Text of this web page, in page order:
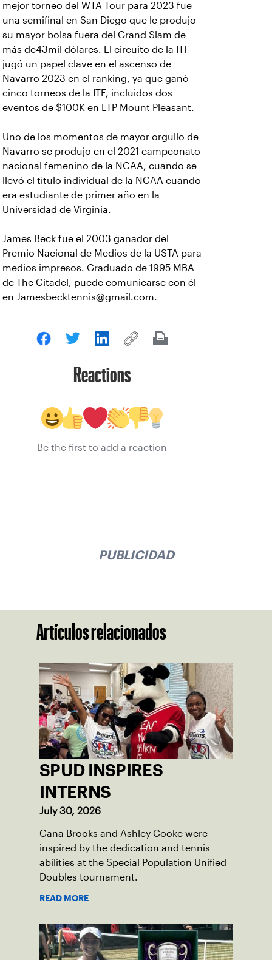
mejor torneo del WTA Tour para 2023 fue
una semifinal en San Diego que le produjo
su mayor bolsa fuera del Grand Slam de
más de43mil dólares. El circuito de la ITF
jugó un papel clave en el ascenso de
Navarro 2023 en el ranking, ya que ganó
cinco torneos de la ITF, incluidos dos
eventos de $100K en LTP Mount Pleasant.
Uno de los momentos de mayor orgullo de
Navarro se produjo en el 2021 campeonato
nacional femenino de la NCAA, cuando se
llevó el título individual de la NCAA cuando
era estudiante de primer año en la
Universidad de Virginia.
-
James Beck fue el 2003 ganador del
Premio Nacional de Medios de la USTA para
medios impresos. Graduado de 1995 MBA
de The Citadel, puede comunicarse con él
en Jamesbecktennis@gmail.com.
Reactions
Be the first to add a reaction
PUBLICIDAD
Artículos relacionados
SPUD INSPIRES
INTERNS
July 30, 2026
Cana Brooks and Ashley Cooke were
inspired by the dedication and tennis
abilities at the Special Population Unified
Doubles tournament.
READ MORE